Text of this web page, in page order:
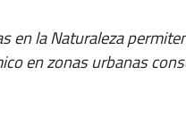
en la Naturaleza
en zonas urbanas